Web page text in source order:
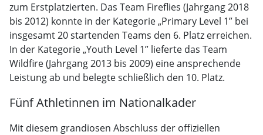
zum Erstplatzierten. Das Team Fireflies (Jahrgang 2018
bis 2012) konnte in der Kategorie „Primary Level 1” bei
insgesamt 20 startenden Teams den 6. Platz erreichen.
In der Kategorie „Youth Level 1” lieferte das Team
Wildfire (Jahrgang 2013 bis 2009) eine ansprechende
Leistung ab und belegte schließlich den 10. Platz.
Fünf Athletinnen im Nationalkader
Mit diesem grandiosen Abschluss der offiziellen